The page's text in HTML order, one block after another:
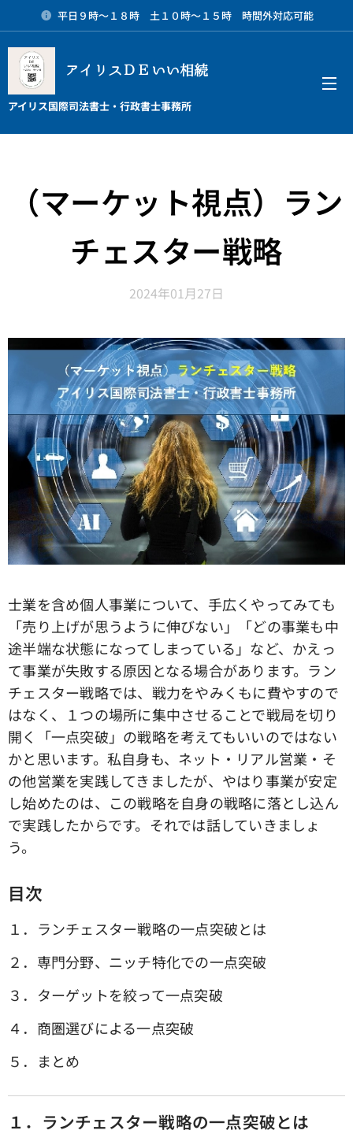
平日９時～１８時 土１０時～１５時 時間外対応可能
アイリスＤＥいい相続
アイリス国際司法書士・行政書士事務所
（マーケット視点）ラン
チェスター戦略
2024年01月27日
士業を含め個人事業について、手広くやってみても
「売り上げが思うように伸びない」「どの事業も中
途半端な状態になってしまっている」など、かえっ
て事業が失敗する原因となる場合があります。ラン
チェスター戦略では、戦力をやみくもに費やすので
はなく、１つの場所に集中させることで戦局を切り
開く「一点突破」の戦略を考えてもいいのではない
かと思います。私自身も、ネット・リアル営業・そ
の他営業を実践してきましたが、やはり事業が安定
し始めたのは、この戦略を自身の戦略に落とし込ん
で実践したからです。それでは話していきましょ
う。
目次
１．ランチェスター戦略の一点突破とは
２．専門分野、ニッチ特化での一点突破
３．ターゲットを絞って一点突破
４．商圏選びによる一点突破
５．まとめ
１．ランチェスター戦略の一点突破とは